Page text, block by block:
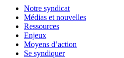
Notre syndicat
Médias et nouvelles
Ressources
Enjeux
Moyens d’action
Se syndiquer